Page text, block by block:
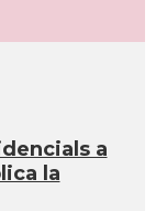
Diego
a
la